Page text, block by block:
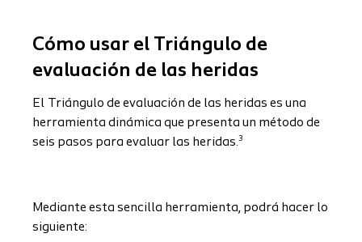
Cómo usar el Triángulo de
evaluación de las heridas
El Triángulo de evaluación de las heridas es una
herramienta dinámica que presenta un método de
seis pasos para evaluar las heridas.3
Mediante esta sencilla herramienta, podrá hacer lo
siguiente: